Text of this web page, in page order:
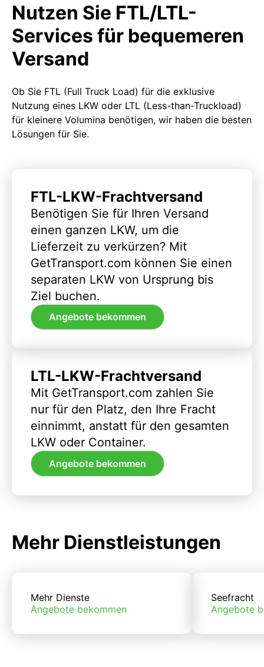
Nutzen Sie FTL/LTL-
Services für bequemeren
Versand
Ob Sie FTL (Full Truck Load) für die exklusive
Nutzung eines LKW oder LTL (Less-than-Truckload)
für kleinere Volumina benötigen, wir haben die besten
Lösungen für Sie.
FTL-LKW-Frachtversand
Benötigen Sie für Ihren Versand
einen ganzen LKW, um die
Lieferzeit zu verkürzen? Mit
GetTransport.com können Sie einen
separaten LKW von Ursprung bis
Ziel buchen.
Angebote bekommen
LTL-LKW-Frachtversand
Mit GetTransport.com zahlen Sie
nur für den Platz, den Ihre Fracht
einnimmt, anstatt für den gesamten
LKW oder Container.
Angebote bekommen
Mehr Dienstleistungen
Mehr Dienste
Angebote bekommen
Seefracht
Angebote